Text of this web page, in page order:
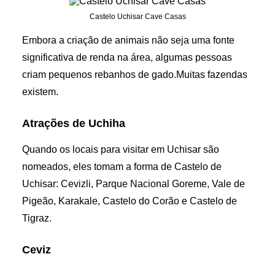
Castelo Uchisar Cave Casas
Embora a criação de animais não seja uma fonte
significativa de renda na área, algumas pessoas
criam pequenos rebanhos de gado.Muitas fazendas
existem.
Atrações de Uchiha
Quando os locais para visitar em Uchisar são
nomeados, eles tomam a forma de Castelo de
Uchisar: Cevizli, Parque Nacional Goreme, Vale de
Pigeão, Karakale, Castelo do Corão e Castelo de
Tigraz.
Ceviz